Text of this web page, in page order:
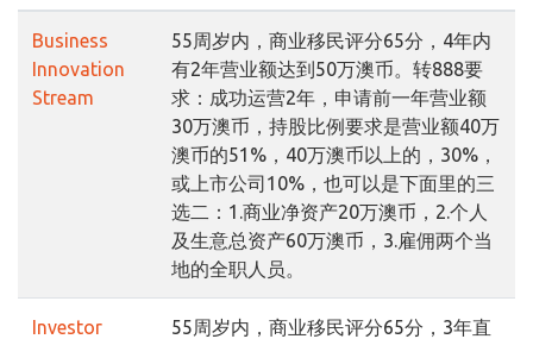
Business
Innovation
Stream
55周岁内，商业移民评分65分，4年内
有2年营业额达到50万澳币。转888要
求：成功运营2年，申请前一年营业额
30万澳币，持股比例要求是营业额40万
澳币的51%，40万澳币以上的，30%，
或上市公司10%，也可以是下面里的三
选二：1.商业净资产20万澳币，2.个人
及生意总资产60万澳币，3.雇佣两个当
地的全职人员。
Investor
55周岁内，商业移民评分65分，3年直